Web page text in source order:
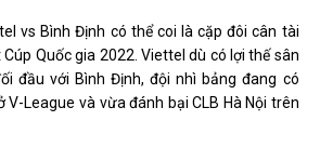
vs Bình Định có thể coi là cặp đôi cân tài
Quốc gia 2022. Viettel dù có lợi thế sân
đầu với Bình Định, đội nhì bảng đang có
V-League và vừa đánh bại CLB Hà Nội trên